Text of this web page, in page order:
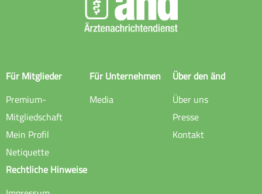
Für Mitglieder
Premium-
Mitgliedschaft
Mein Profil
Netiquette
Für Unternehmen
Media
Über den änd
Über uns
Presse
Kontakt
Rechtliche Hinweise